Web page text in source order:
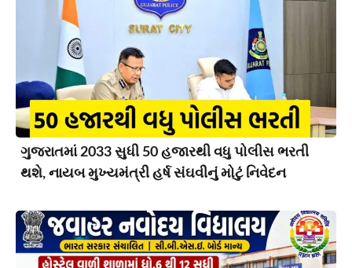
ગુજરાતમાં 2033 સુધી 50 હજારથી વધુ પોલીસ ભરતી
થશે, નાયબ મુખ્યમંત્રી હર્ષ સંઘવીનું મોટું નિવેદન